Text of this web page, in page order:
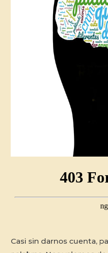
Casi sin darnos cuenta,